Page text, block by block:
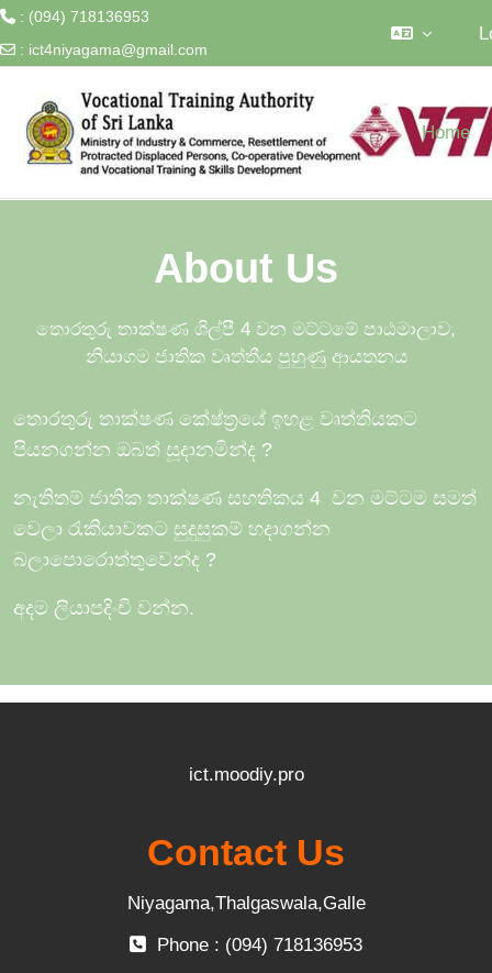
: (094) 718136953
: ict4niyagama@gmail.com
Home
About Us
තොරතුරු තාක්ෂණ ශිල්පී 4 වන මට්ටමේ පාඨමාලාව,
නියාගම ජාතික වෘත්තීය පුහුණු ආයතනය
තොරතුරු තාක්ෂණ කේෂ්ත්‍රයේ ඉහළ වෘත්තියකට
පියනගන්න ඔබත් සූදානමින්ද ?
නැතිතම් ජාතික තාක්ෂණ සහතිකය 4 වන මට්ටම සමත්
වෙලා රැකියාවකට සුදුසුකම් හදාගන්න
බලාපොරොත්තුවෙන්ද ?
අදම ලියාපදිංචි වන්න.
ict.moodiy.pro
Contact Us
Niyagama,Thalgaswala,Galle
Phone : (094) 718136953